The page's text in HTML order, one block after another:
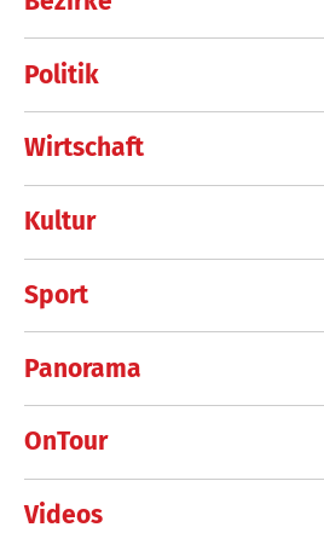
Politik
Wirtschaft
Kultur
Sport
Panorama
OnTour
Videos